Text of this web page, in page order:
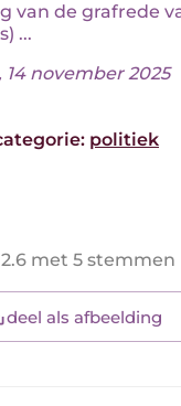
van de grafrede
...
14 november 2025
politiek
2.6 met 5 stemmen
deel als afbeelding